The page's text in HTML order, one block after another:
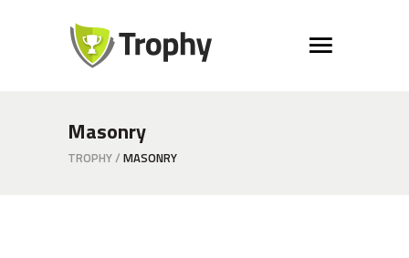
Masonry
TROPHY/ MASONRY